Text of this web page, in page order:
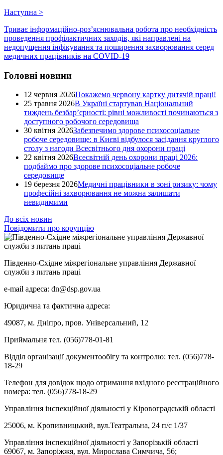
Наступна >
Триває інформаційно-роз’яснювальна робота про необхідність
проведення профілактичних заходів, які направлені на
недопущення інфікування та поширення захворювання серед
медичних працівників на COVID-19
Головні новини
12 червня 2026Покажемо червону картку дитячій праці!
25 травня 2026В Україні стартував Національний
тиждень безбар’єрності: рівні можливості починаються з
доступного робочого середовища
30 квітня 2026Забезпечимо здорове психосоціальне
робоче середовище: в Києві відбулося засідання круглого
столу з нагоди Всесвітнього дня охорони праці
22 квітня 2026Всесвітній день охорони праці 2026:
подбаймо про здорове психосоціальне робоче
середовище
19 березня 2026Медичні працівники в зоні ризику: чому
професійні захворювання не можна залишати
невидимими
До всіх новин
Повідомити про корупцію
Південно-Східне міжрегіональне управління Державної
служби з питань праці
e-mail адреса: dn@dsp.gov.ua
Юридична та фактична адреса:
49087, м. Дніпро, пров. Універсальний, 12
Приймальня тел. (056)778-01-81
Відділ організації документообігу та контролю: тел. (056)778-
18-29
Телефон для довідок щодо отримання вхідного реєстраційного
номера: тел. (056)778-18-29
Управління інспекційної діяльності у Кіровоградській області
25006, м. Кропивницький, вул.Театральна, 24 п/с 1/37
Управління інспекційної діяльності у Запорізькій області
69067, м. Запоріжжя, вул. Мирослава Симчича, 56;